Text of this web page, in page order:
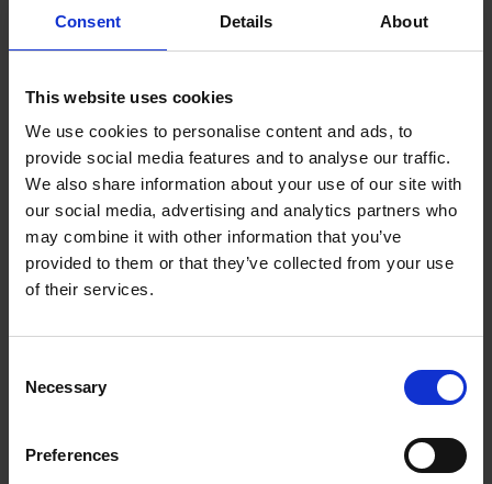
Consent Details About
This website uses cookies
We use cookies to personalise content and ads, to
provide social media features and to analyse our traffic.
We also share information about your use of our site with
our social media, advertising and analytics partners who
may combine it with other information that you’ve
provided to them or that they’ve collected from your use
of their services.
Selection
Necessary
Preferences
Standard-8,5"-C-Face-Motoren montiert, bietet
der Encoder Auflösungen von 1–16383 ppr.
Das robuste Gehäuse aus leichtem, eloxiertem
Aluminium deckt alle Teile des Drehgebers ab.
Es stehen mehrere robuste Anschlüsse und
elektronische Optionen zur Verfügung, um den
Bedürfnissen des Kunden gerecht zu werden.
Zwei LEDs am Sensorkopf bestätigen die
Stromversorgung und die Scanqualität für eine
mit einem oder zwei Sensorköpfen, um je nach
den Anforderungen der Anwendung ein oder
zwei Ausgangssignale von der Anwendung zu